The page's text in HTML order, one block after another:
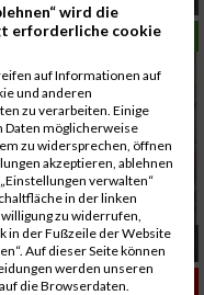
LAUFSPORT
ERNÄHRUNG
wird die
erforderliche cookie
auf Informationen auf
und anderen
zu verarbeiten. Einige
Daten möglicherweise
zu widersprechen, öffnen
akzeptieren, ablehnen
verwalten“
in der linken
zu widerrufen,
in der Fußzeile der Website
Auf dieser Seite können
werden unseren
die Browserdaten.